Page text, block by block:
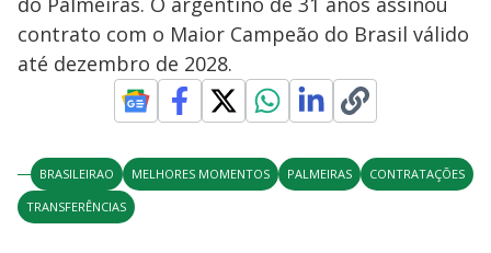
contrato com o Maior Campeão do Brasil válido
até dezembro de 2028.
BRASILEIRAO MELHORES MOMENTOS PALMEIRAS
CONTRATAÇÕES
TRANSFERÊNCIAS